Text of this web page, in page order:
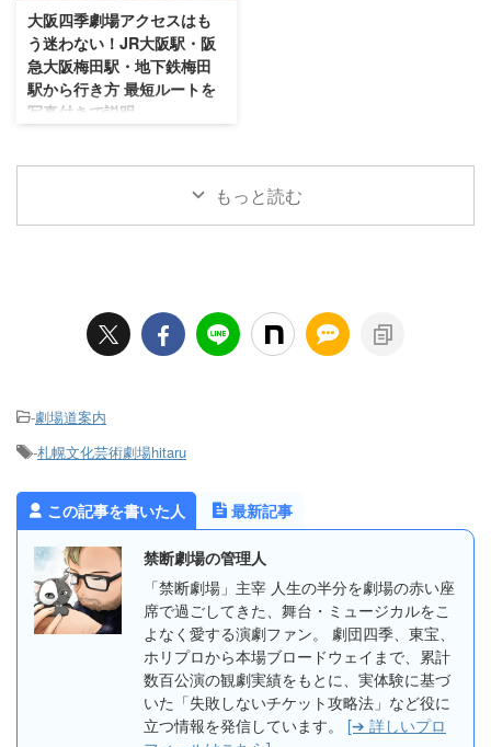
が、新劇場は電車に乗り換えて、
数駅先の各線最寄り駅まで移動
し、そこから徒歩になります。
初めて訪れる劇場って、ちゃんと
たどり着けるかどうか、迷わない
か、とても不安ですよね。 この
劇場へ訪れる方が迷われないよ
う、名鉄「神宮前駅」、JR「熱
門駅」、東京モノレール「浜松町
駅」、ゆりかもめ「竹芝駅」から
の行 …
大阪四季劇場アクセスはも
う迷わない！JR大阪駅・阪
急大阪梅田駅・地下鉄梅田
駅から行き方 最短ルートを
写真付きで説明
団四季の専用劇場・大阪四季劇場
が迷わないように、各線大阪・梅
は） ＞JR大阪駅～大阪四季劇場
の行き方（地下ルート）をすぐ読
む ＞JR大阪駅～大阪四季劇場の
の行き方をすぐ読む ＞Osaka
Metro（地下鉄）梅田駅～大阪四
四季関西公演の拠 …
もっと読む
-劇場道案内
-札幌文化芸術劇場hitaru
この記事を書いた人 最新記事
禁断劇場の管理人
「禁断劇場」主宰 人生の半分を劇場の赤い座
席で過ごしてきた、舞台・ミュージカルをこ
よなく愛する演劇ファン。 劇団四季、東宝、
ホリプロから本場ブロードウェイまで、累計
数百公演の観劇実績をもとに、実体験に基づ
いた「失敗しないチケット攻略法」など役に
立つ情報を発信しています。 [➔ 詳しいプロ